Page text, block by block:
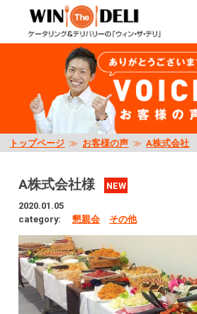
トップページ ≫ お客様の声 ≫A株式会社
A株式会社様
NEW
2020.01.05
category:
懇親会 その他